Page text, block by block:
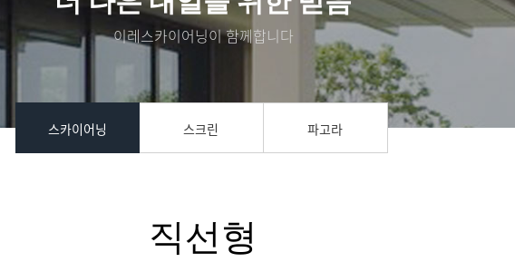
이레스카이어닝이 함께합니다
스카이어닝 스크린 파고라
직선형